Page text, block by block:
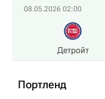
08.05.2026 02:00
Детройт
Портленд